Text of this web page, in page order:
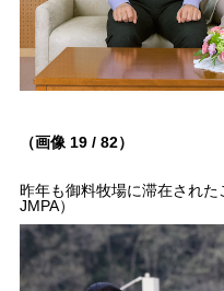
（画像 19 / 82）
昨年も御料牧場に滞在され
JMPA）